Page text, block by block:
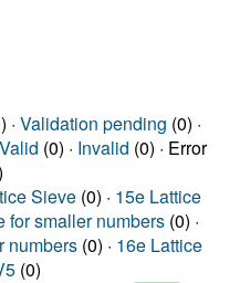
· Validation pending (0) ·
Valid (0) · Invalid (0) · Error
Sieve (0) · 15e Lattice
for smaller numbers (0) ·
numbers (0) · 16e Lattice
(0)